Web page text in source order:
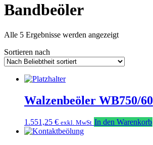
Bandbeöler
Alle 5 Ergebnisse werden angezeigtNach
Sortieren nach
Walzenbeöler WB750/60
1.551,25 € exkl. MwSt In den Warenkorb